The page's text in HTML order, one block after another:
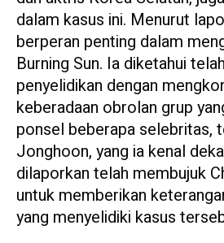
dalam kasus ini. Menurut
berperan penting dalam
Burning Sun. Ia diketahui
penyelidikan dengan
keberadaan obrolan grup
ponsel beberapa selebritas,
Jonghoon, yang ia kenal
dilaporkan telah membujuk
untuk memberikan
yang menyelidiki kasus